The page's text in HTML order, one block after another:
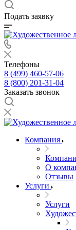
Подать заявку
Телефоны
8 (499) 460-57-06
8 (800) 201-31-04
Заказать звонок
Компания
О
Отзывы
Услуги
Услуги